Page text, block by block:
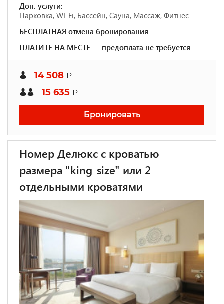
Доп. услуги:
Парковка, WI-Fi, Бассейн, Сауна, Массаж, Фитнес
БЕСПЛАТНАЯ отмена бронирования
ПЛАТИТЕ НА МЕСТЕ — предоплата не требуется
14 508 ₽
15 635 ₽
Бронировать
Номер Делюкс с кроватью
размера "king-size" или 2
отдельными кроватями